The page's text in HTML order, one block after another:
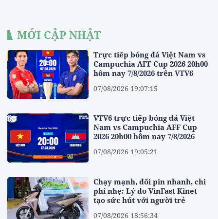
MỚI CẬP NHẬT
Trực tiếp bóng đá Việt Nam vs
Campuchia AFF Cup 2026 20h00
hôm nay 7/8/2026 trên VTV6
07/08/2026 19:07:15
VTV6 trực tiếp bóng đá Việt
Nam vs Campuchia AFF Cup
2026 20h00 hôm nay 7/8/2026
07/08/2026 19:05:21
Chạy mạnh, đổi pin nhanh, chi
phí nhẹ: Lý do VinFast Kinet
tạo sức hút với người trẻ
07/08/2026 18:56:34